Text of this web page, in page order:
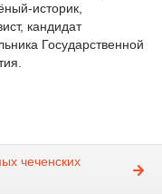
историк,
кандидат
Государственной
чеченских